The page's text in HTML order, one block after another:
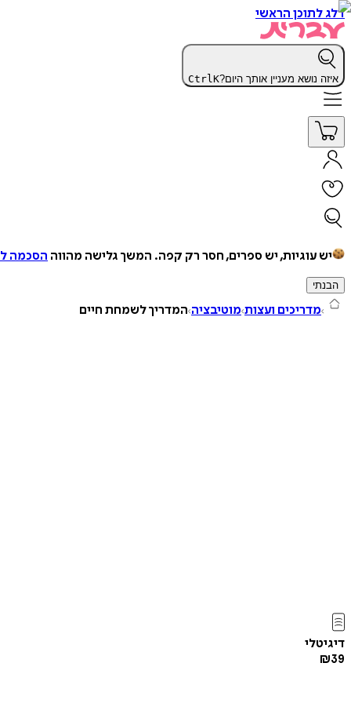
דלג לתוכן הראשי
איזה נושא מעניין אותך היום? CtrlK
יש עוגיות, יש ספרים, חסר רק קפה. המשך גלישה מהווה הסכמה
הבנתי
מדריכים ועצות מוטיבציה המדריך לשמחת חיים
דיגיטלי
₪39